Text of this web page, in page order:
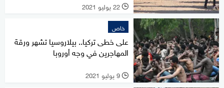
l 22 يوليو 2021
خاص
على خطى تركيا.. بيلاروسيا تشهر ورقة
المهاجرين في وجه أوروبا
l 9 يوليو 2021